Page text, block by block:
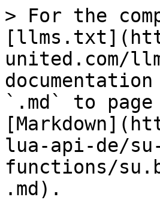
> For the
united.com/
`.md` to
lua-api-de/
functions/
.md).